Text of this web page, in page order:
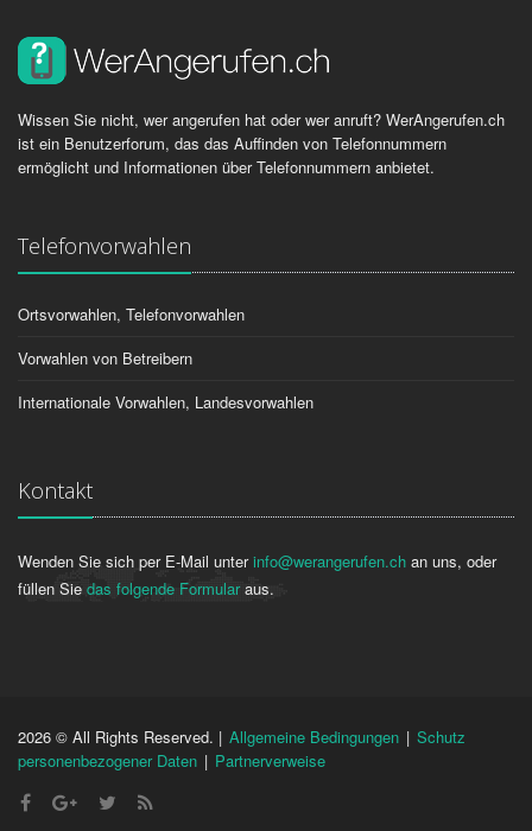
Wissen Sie nicht, wer angerufen hat oder wer anruft? WerAngerufen.ch
ist ein Benutzerforum, das das Auffinden von Telefonnummern
ermöglicht und Informationen über Telefonnummern anbietet.
Telefonvorwahlen
Ortsvorwahlen, Telefonvorwahlen
Vorwahlen von Betreibern
Internationale Vorwahlen, Landesvorwahlen
Kontakt
Wenden Sie sich per E-Mail unterinfo@werangerufen.ch an uns, oder
füllen Sie das folgende Formularaus.
2026 © All Rights Reserved. | Allgemeine Bedingungen | Schutz
personenbezogener Daten | Partnerverweise